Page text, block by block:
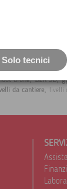
drone,BLK 3D,
da cantiere, livelli
Solo tecnici